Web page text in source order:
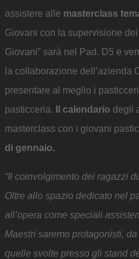
assistere alle masterclass
Giovani con la supervisione dei
Giovani” sarà nel Pad. D5 e
la collaborazione dell’azienda
presentare al meglio i
pasticceria.
Il calendario degli
masterclass con i giovani
di gennaio.
“Il coinvolgimento dei ragazzi
Oltre allo spazio dedicato nel
all’opera come speciali
Maestri saremo protagonisti,
quelle svolte presso gli stand